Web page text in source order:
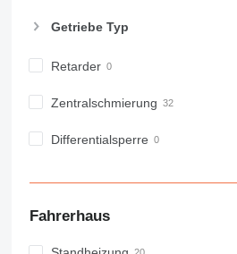
Getriebe Typ
Retarder
Zentralschmierung
Differentialsperre
Fahrerhaus